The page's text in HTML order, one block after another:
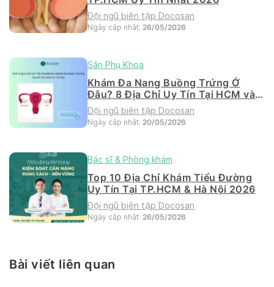
Đội ngũ biên tập Docosan
Ngày cập nhật: 26/05/2026
Sản Phụ Khoa
Khám Đa Nang Buồng Trứng Ở
Đâu? 8 Địa Chỉ Uy Tín Tại HCM và
Hà Nội 2026
Đội ngũ biên tập Docosan
Ngày cập nhật: 20/05/2026
Bác sĩ & Phòng khám
Top 10 Địa Chỉ Khám Tiểu Đường
Uy Tín Tại TP.HCM & Hà Nội 2026
Đội ngũ biên tập Docosan
Ngày cập nhật: 26/05/2026
Bài viết liên quan